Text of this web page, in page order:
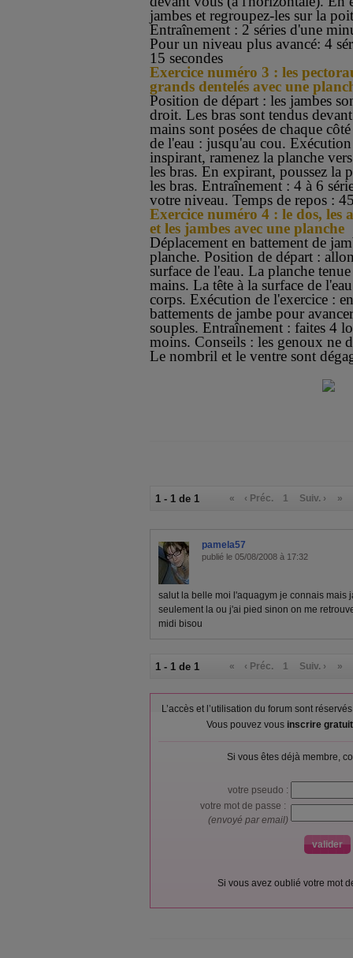
jambes et regroupez-les sur la
Entraînement : 2 séries d'une
Pour un niveau plus avancé: 4
15 secondes
Exercice numéro 3 : les
grands dentelés avec une
Position de départ : les jambes
droit. Les bras sont tendus
mains sont posées de chaque
de l'eau : jusqu'au cou.
inspirant, ramenez la planche
les bras. En expirant, poussez la
les bras. Entraînement : 4 à 6
votre niveau. Temps de repos :
Exercice numéro 4 : le dos, les
et les jambes avec une planche
Déplacement en battement de
planche. Position de départ :
surface de l'eau. La planche
mains. La tête à la surface de
corps. Exécution de l'exercice :
battements de jambe pour
souples. Entraînement : faites 4
moins. Conseils : les genoux ne
Le nombril et le ventre sont
1 - 1 de 1 « ‹ Préc. 1 Suiv. › »
pamela57
publié le 05/08/2008 à 17:32
salut la belle moi l'aquagym je connais mais
seulement la ou j'ai pied sinon on me
midi bisou
1 - 1 de 1 « ‹ Préc. 1 Suiv. › »
L’accès et l’utilisation du forum sont
Vous pouvez vous inscrire
Si vous êtes déjà membre,
votre pseudo :
votre mot de passe :
(envoyé par email)
Si vous avez oublié votre mot